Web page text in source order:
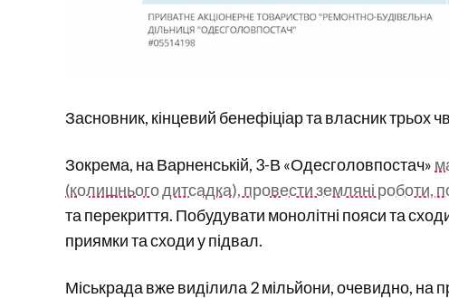
Засновник, кінцевий бенефіціар та власник трьох
Зокрема, на Варненській, 3-В «Одесголовпостач»
(колишнього дитсадка), провести земляні роботи,
та перекриття. Побудувати монолітні пояси та
приямки та сходи у підвал.
Міськрада вже виділила 2 мільйони, очевидно, на